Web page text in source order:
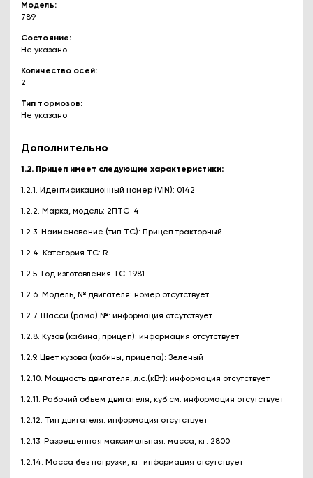
Модель
789
Состояние
Не указано
Количество осей
2
Тип тормозов
Не указано
Дополнительно
1.2. Прицеп имеет следующие характеристики:
1.2.1. Идентификационный номер (VIN): 0142
1.2.2. Марка, модель: 2ПТС-4
1.2.3. Наименование (тип ТС): Прицеп тракторный
1.2.4. Категория ТС: R
1.2.5. Год изготовления ТС: 1981
1.2.6. Модель, № двигателя: номер отсутствует
1.2.7. Шасси (рама) №: информация отсутствует
1.2.8. Кузов (кабина, прицеп): информация отсутствует
1.2.9. Цвет кузова (кабины, прицепа): Зеленый
1.2.10. Мощность двигателя, л.с.(кВт): информация отсутствует
1.2.11. Рабочий объем двигателя, куб.см: информация отсутствует
1.2.12. Тип двигателя: информация отсутствует
1.2.13. Разрешенная максимальная: масса, кг: 2800
1.2.14. Масса без нагрузки, кг: информация отсутствует